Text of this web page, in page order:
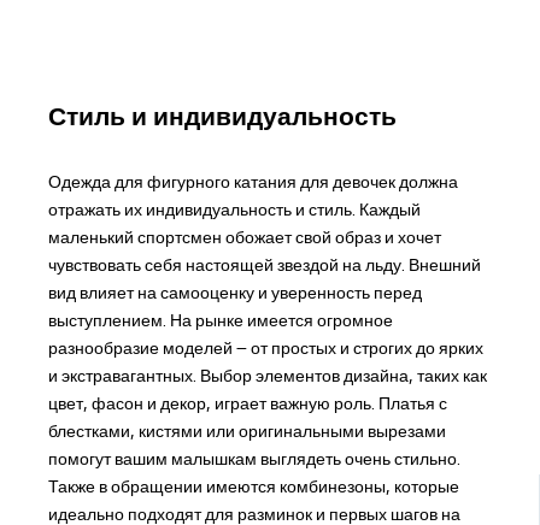
Стиль и индивидуальность
Одежда для фигурного катания для девочек должна
отражать их индивидуальность и стиль. Каждый
маленький спортсмен обожает свой образ и хочет
чувствовать себя настоящей звездой на льду. Внешний
вид влияет на самооценку и уверенность перед
выступлением. На рынке имеется огромное
разнообразие моделей – от простых и строгих до ярких
и экстравагантных. Выбор элементов дизайна, таких как
цвет, фасон и декор, играет важную роль. Платья с
блестками, кистями или оригинальными вырезами
помогут вашим малышкам выглядеть очень стильно.
Также в обращении имеются комбинезоны, которые
идеально подходят для разминок и первых шагов на